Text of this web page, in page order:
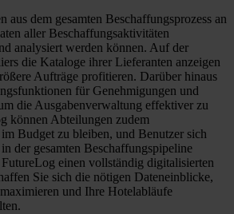
aus dem gesamten Beschaffungsprozess an
aller Beschaffungsaktivitäten
analysiert werden können. Auf der
die Kataloge ihrer Lieferanten anzeigen
Aufträge profitieren. Darüber hinaus
für Genehmigungen und
die Ausgabenverwaltung effektiver zu
können Abteilungen zudem
Budget zu bleiben, und Benutzer sich
der gesamten Beschaffungspipeline
einen vollständig digitalisierten
Sie sich die nötigen Dateneinblicke,
und Ihre Hotelabläufe